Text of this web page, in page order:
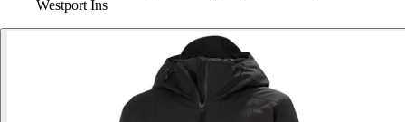
Westport Ins